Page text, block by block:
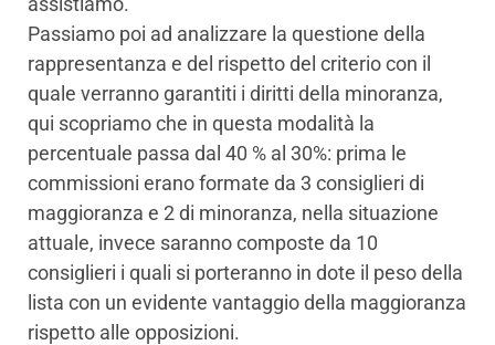
Passiamo poi ad analizzare la questione della
rappresentanza e del rispetto del criterio con il
quale verranno garantiti i diritti della minoranza,
qui scopriamo che in questa modalità la
percentuale passa dal 40 % al 30%: prima le
commissioni erano formate da 3 consiglieri di
maggioranza e 2 di minoranza, nella situazione
attuale, invece saranno composte da 10
consiglieri i quali si porteranno in dote il peso della
lista con un evidente vantaggio della maggioranza
rispetto alle opposizioni.